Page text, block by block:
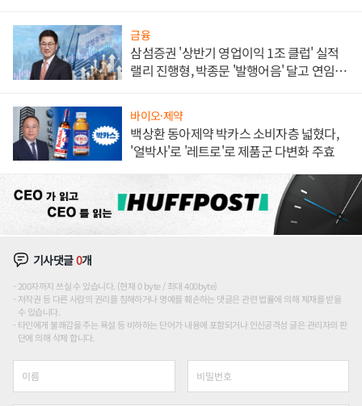
금융
삼섬증권 '상반기 영업이익 1조 클럽' 실적
랠리 진행형, 박종문 '발행어음' 달고 연임 향
바이오·제약
백상환 동아제약 박카스 소비자층 넓혔다,
'얼박사'로 '레트로'로 제품군 다변화 주효
기사댓글0개
200자까지 쓰실 수 있습니다. (현재 0 byte / 최대 400byte)
저작권 등 다른 사람의 권리를 침해하거나 명예를 훼손하는 댓글은 관련 법률에 의해 제재를 받을
수 있습니다.
타인에게 불쾌감을 주는 욕설 등 비하하는 단어가 내용에 포함되거나 인신공격성 글은 관리자의 판
단에 의해 삭제 합니다.